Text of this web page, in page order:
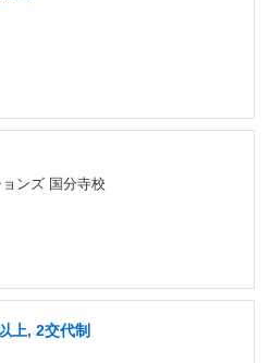
ンズ 国分寺校
上, 2交代制